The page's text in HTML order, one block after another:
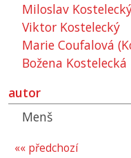
Miloslav
Viktor Kostelecký
Marie Coufalová
Božena Kostelecká
autor
Menš
«« předchozí